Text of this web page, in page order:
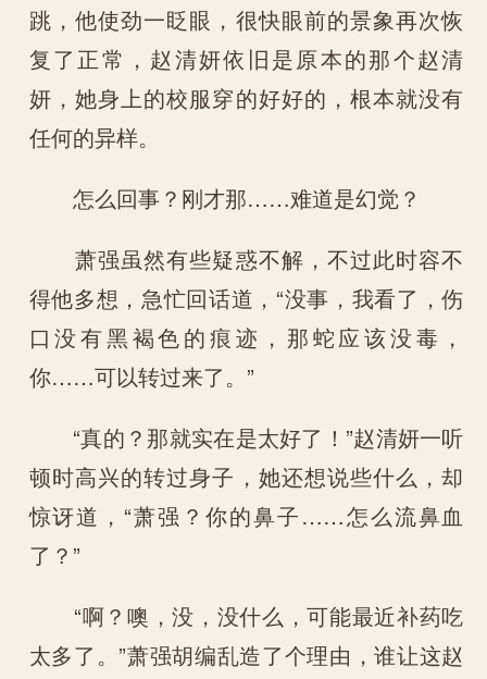
跳，他使劲一眨眼，很快眼前的景象再次恢
复了正常，赵清妍依旧是原本的那个赵清
妍，她身上的校服穿的好好的，根本就没有
任何的异样。
怎么回事？刚才那……难道是幻觉？
萧强虽然有些疑惑不解，不过此时容不
得他多想，急忙回话道，“没事，我看了，伤
口没有黑褐色的痕迹，那蛇应该没毒，
你……可以转过来了。”
“真的？那就实在是太好了！”赵清妍一听
顿时高兴的转过身子，她还想说些什么，却
惊讶道，“萧强？你的鼻子……怎么流鼻血
了？”
“啊？噢，没，没什么，可能最近补药吃
太多了。”萧强胡编乱造了个理由，谁让这赵